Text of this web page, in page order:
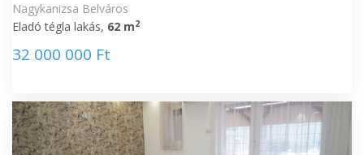
Nagykanizsa Belváros
Eladó tégla lakás, 62 m2
32 000 000 Ft